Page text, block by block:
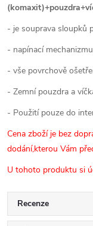
- je souprava sloupků
- napínací
- vše povrchově
- Zemní pouzdra a
- Použití pouze do
Cena zboží je bez
dodání,kterou Vám
U tohoto produktu si
Recenze